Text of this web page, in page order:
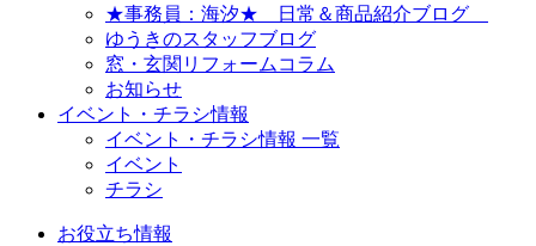
★事務員：海汐★ 日常＆商品紹介ブログ
ゆうきのスタッフブログ
窓・玄関リフォームコラム
お知らせ
イベント・チラシ情報
イベント・チラシ情報 一覧
イベント
チラシ
お役立ち情報